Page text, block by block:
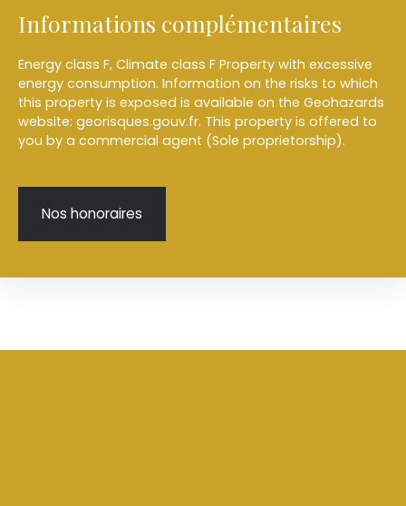
Informations complémentaires
Energy class F, Climate class F Property with excessive
energy consumption. Information on the risks to which
this property is exposed is available on the Geohazards
website: georisques.gouv.fr. This property is offered to
you by a commercial agent (Sole proprietorship).
Nos honoraires